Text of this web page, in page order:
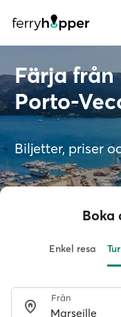
Färja
Porto-
Biljetter, priser
Boka
Enkel resa
Från